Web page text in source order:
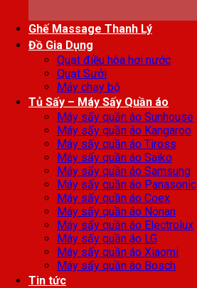
Ghế Massage Thanh Lý
Đồ Gia Dụng
Quạt điều hòa hơi nước
Quạt Sưởi
Máy chạy bộ
Tủ Sấy – Máy Sấy Quần áo
Máy sấy quần áo Sunhouse
Máy sấy quần áo Kangaroo
Máy sấy quần áo Tiross
Máy sấy quần áo Saiko
Máy sấy quần áo Samsung
Máy sấy quần áo Panasonic
Máy sấy quần áo Coex
Máy sấy quần áo Nonan
Máy sấy quần áo Electrolux
Máy sấy quần áo LG
Máy sấy quần áo Xiaomi
Máy sấy quần áo Bosch
Tin tức